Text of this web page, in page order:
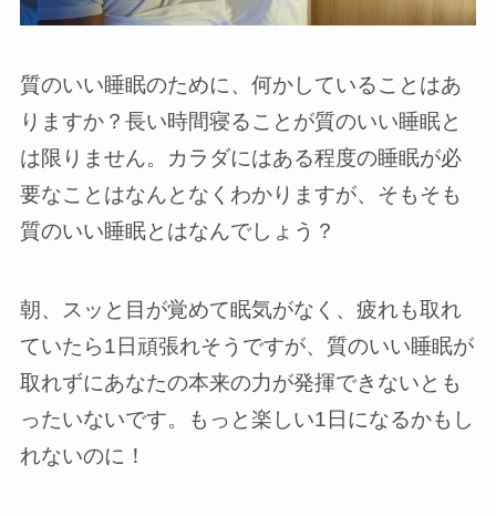
質のいい睡眠のために、何かしていることはあ
りますか？長い時間寝ることが質のいい睡眠と
は限りません。カラダにはある程度の睡眠が必
要なことはなんとなくわかりますが、そもそも
質のいい睡眠とはなんでしょう？
朝、スッと目が覚めて眠気がなく、疲れも取れ
ていたら1日頑張れそうですが、質のいい睡眠が
取れずにあなたの本来の力が発揮できないとも
ったいないです。もっと楽しい1日になるかもし
れないのに！